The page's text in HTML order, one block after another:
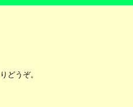
どうぞ。